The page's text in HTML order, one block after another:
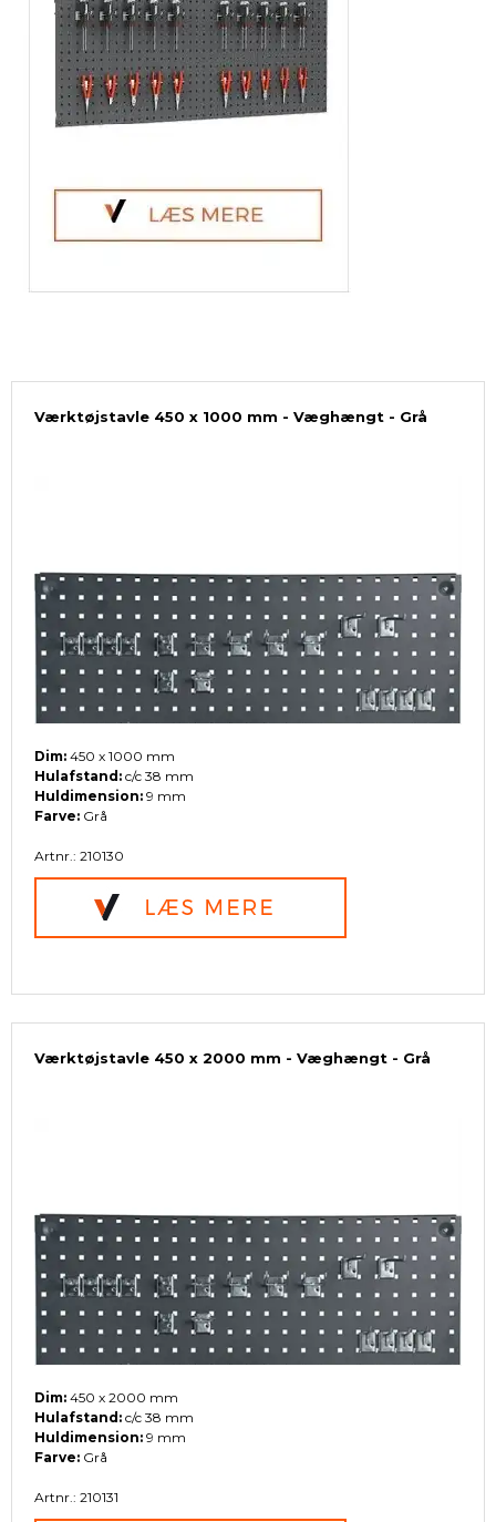
Værktøjstavle 450 x 1000 mm - Væghængt - Grå
Dim: 450 x 1000 mm
Hulafstand: c/c 38 mm
Huldimension: 9 mm
Farve: Grå
Artnr.: 210130
Værktøjstavle 450 x 2000 mm - Væghængt - Grå
Dim: 450 x 2000 mm
Hulafstand: c/c 38 mm
Huldimension: 9 mm
Farve: Grå
Artnr.: 210131